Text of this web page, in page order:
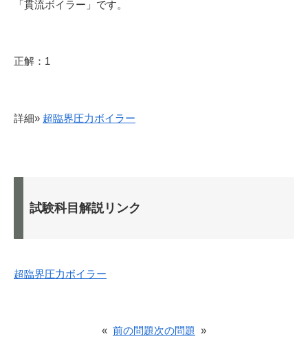
「貫流ボイラー」です。
正解：1
詳細» 超臨界圧力ボイラー
試験科目解説リンク
超臨界圧力ボイラー
« 前の問題次の問題 »